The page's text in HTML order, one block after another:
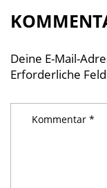
Deine E-Mail-
Erforderliche